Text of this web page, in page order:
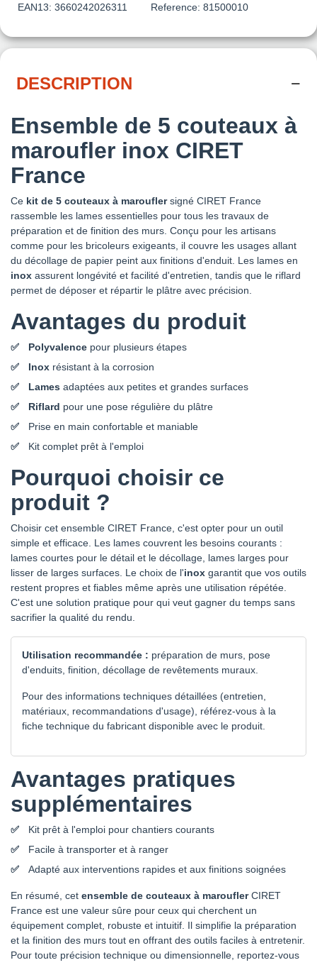
EAN13: 3660242026311 Reference: 81500010
DESCRIPTION
Ensemble de 5 couteaux à
maroufler inox CIRET
France
Ce kit de 5 couteaux à marouflersigné CIRET France
rassemble les lames essentielles pour tous les travaux de
préparation et de finition des murs. Conçu pour les artisans
comme pour les bricoleurs exigeants, il couvre les usages allant
du décollage de papier peint aux finitions d'enduit. Les lames en
inox assurent longévité et facilité d'entretien, tandis que le riflard
permet de déposer et répartir le plâtre avec précision.
Avantages du produit
Polyvalence pour plusieurs étapes
Inox résistant à la corrosion
Lames adaptées aux petites et grandes surfaces
Riflard pour une pose régulière du plâtre
Prise en main confortable et maniable
Kit complet prêt à l'emploi
Pourquoi choisir ce
produit ?
Choisir cet ensemble CIRET France, c'est opter pour un outil
simple et efficace. Les lames couvrent les besoins courants :
lames courtes pour le détail et le décollage, lames larges pour
lisser de larges surfaces. Le choix de l'inox garantit que vos outils
restent propres et fiables même après une utilisation répétée.
C'est une solution pratique pour qui veut gagner du temps sans
sacrifier la qualité du rendu.
Utilisation recommandée : préparation de murs, pose
d'enduits, finition, décollage de revêtements muraux.
Pour des informations techniques détaillées (entretien,
matériaux, recommandations d'usage), référez-vous à la
fiche technique du fabricant disponible avec le produit.
Avantages pratiques
supplémentaires
Kit prêt à l'emploi pour chantiers courants
Facile à transporter et à ranger
Adapté aux interventions rapides et aux finitions soignées
En résumé, cet ensemble de couteaux à marouflerCIRET
France est une valeur sûre pour ceux qui cherchent un
équipement complet, robuste et intuitif. Il simplifie la préparation
et la finition des murs tout en offrant des outils faciles à entretenir.
Pour toute précision technique ou dimensionnelle, reportez-vous